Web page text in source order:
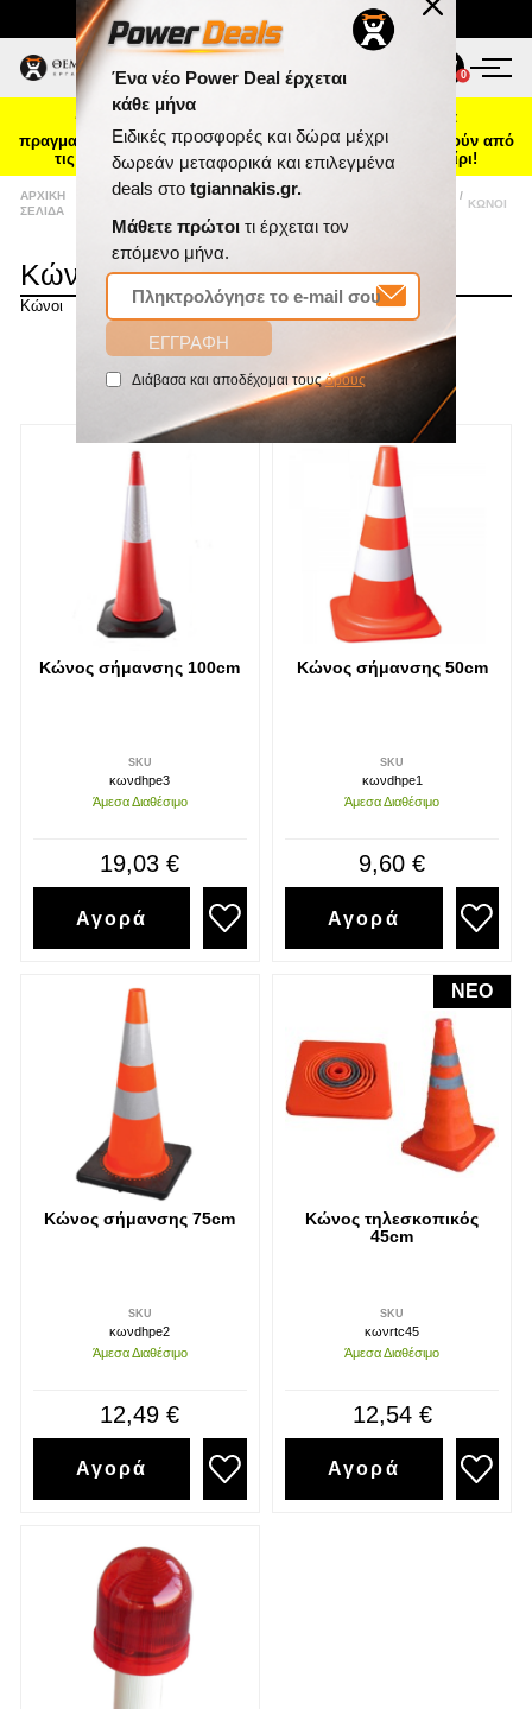
Τηλ. Παραγγελίες: 2103469100
ΠΡΟΪΌΝΤΑ
ΠΡΟΣΦΟΡΈΣ
ΝΈΕΣ ΑΦΊΞΕΙΣ
ΕΠΙΚΟΙΝΩΝΊΑ
ΝΈΑ & ΆΡΘΡΑ
0
☀️ Καλοκαιρινή ενημέρωση: Οι παραγγελίες που θα
πραγματοποιηθούν από 7 έως 16 Αυγούστου θα αποσταλούν από
τις 17 Αυγούστου, λόγω θερινής άδειας. Καλό καλοκαίρι!
ΑΡΧΙΚΉ
ΣΕΛΊΔΑ
/ ΠΡΟΣΤΑΣΊΑ ΑΥΤΟΚΙΝΉΤΟΥ-ΕΊΔΗ
/
ΚΏΝΟΙ
Κώνοι
Κώνοι
ΤΑΞΙΝΌΜΗΣΗ
ΑΝΆ ΣΕΛΊΔΑ
Κώνος σήμανσης 100cm
SKU
κωνdhpe3
Άμεσα Διαθέσιμο
19,03 €
Αγορά
Κώνος σήμανσης 50cm
SKU
κωνdhpe1
Άμεσα Διαθέσιμο
9,60 €
Αγορά
Κώνος σήμανσης 75cm
SKU
κωνdhpe2
Άμεσα Διαθέσιμο
12,49 €
Αγορά
NEO
Κώνος τηλεσκοπικός
45cm
SKU
κωνrtc45
Άμεσα Διαθέσιμο
12,54 €
Αγορά
Ένα νέο Power Deal έρχεται
κάθε μήνα
Ειδικές προσφορές και δώρα μέχρι
δωρεάν μεταφορικά και επιλεγμένα
deals στο
Μάθετε πρώτοι
όρους